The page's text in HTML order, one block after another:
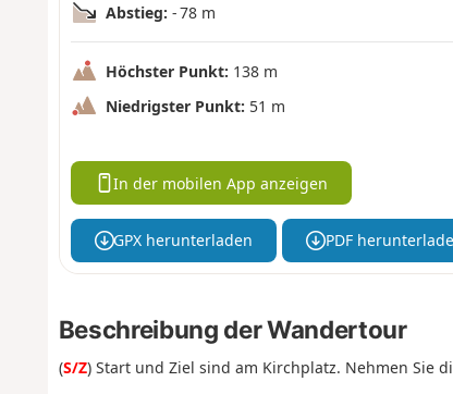
Abstieg: - 78 m
Höchster Punkt: 138 m
Niedrigster Punkt: 51 m
In der mobilen App anzeigen
GPX herunterladen PDF
Beschreibung der Wandertour
(S/Z) Start und Ziel sind am Kirchplatz. Nehmen Sie